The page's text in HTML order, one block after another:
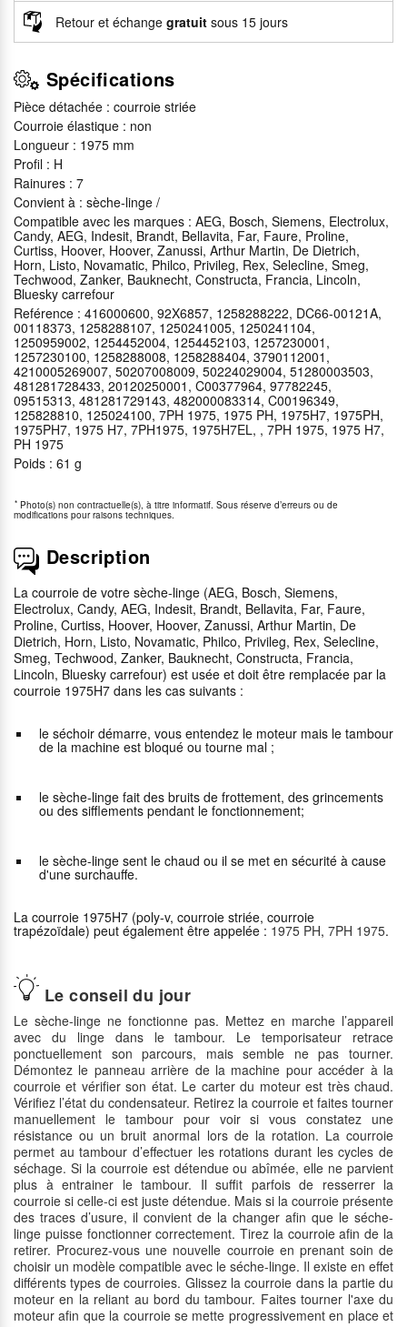
Le conseil du jour
Le sèche-linge ne fonctionne pas. Mettez en marche l’appareil
avec du linge dans le tambour. Le temporisateur retrace
ponctuellement son parcours, mais semble ne pas tourner.
Démontez le panneau arrière de la machine pour accéder à la
courroie et vérifier son état. Le carter du moteur est très chaud.
Vérifiez l’état du condensateur. Retirez la courroie et faites tourner
manuellement le tambour pour voir si vous constatez une
résistance ou un bruit anormal lors de la rotation. La courroie
permet au tambour d’effectuer les rotations durant les cycles de
séchage. Si la courroie est détendue ou abîmée, elle ne parvient
plus à entrainer le tambour. Il suffit parfois de resserrer la
courroie si celle-ci est juste détendue. Mais si la courroie présente
des traces d’usure, il convient de la changer afin que le séche-
linge puisse fonctionner correctement. Tirez la courroie afin de la
retirer. Procurez-vous une nouvelle courroie en prenant soin de
choisir un modèle compatible avec le séche-linge. Il existe en effet
différents types de courroies. Glissez la courroie dans la partie du
moteur en la reliant au bord du tambour. Faites tourner l'axe du
moteur afin que la courroie se mette progressivement en place et
Retour et échange gratuit sous 15 jours
Spécifications
Pièce détachée : courroie striée
Courroie élastique : non
Longueur : 1975 mm
Profil : H
Rainures : 7
Convient à : sèche-linge /
Compatible avec les marques : AEG, Bosch, Siemens, Electrolux,
Candy, AEG, Indesit, Brandt, Bellavita, Far, Faure, Proline,
Curtiss, Hoover, Hoover, Zanussi, Arthur Martin, De Dietrich,
Horn, Listo, Novamatic, Philco, Privileg, Rex, Selecline, Smeg,
Techwood, Zanker, Bauknecht, Constructa, Francia, Lincoln,
Bluesky carrefour
Reférence : 416000600, 92X6857, 1258288222, DC66-00121A,
00118373, 1258288107, 1250241005, 1250241104,
1250959002, 1254452004, 1254452103, 1257230001,
1257230100, 1258288008, 1258288404, 3790112001,
4210005269007, 50207008009, 50224029004, 51280003503,
481281728433, 20120250001, C00377964, 97782245,
09515313, 481281729143, 482000083314, C00196349,
125828810, 125024100, 7PH 1975, 1975 PH, 1975H7, 1975PH,
1975PH7, 1975 H7, 7PH1975, 1975H7EL, , 7PH 1975, 1975 H7,
PH 1975
Poids : 61 g
* Photo(s) non contractuelle(s), à titre informatif. Sous réserve d’erreurs ou de
modifications pour raisons techniques.
Description
La courroie de votre sèche-linge (AEG, Bosch, Siemens,
Electrolux, Candy, AEG, Indesit, Brandt, Bellavita, Far, Faure,
Proline, Curtiss, Hoover, Hoover, Zanussi, Arthur Martin, De
Dietrich, Horn, Listo, Novamatic, Philco, Privileg, Rex, Selecline,
Smeg, Techwood, Zanker, Bauknecht, Constructa, Francia,
Lincoln, Bluesky carrefour) est usée et doit être remplacée par la
courroie 1975H7 dans les cas suivants :
le séchoir démarre, vous entendez le moteur mais le tambour
de la machine est bloqué ou tourne mal ;
le sèche-linge fait des bruits de frottement, des grincements
ou des sifflements pendant le fonctionnement;
le sèche-linge sent le chaud ou il se met en sécurité à cause
d'une surchauffe.
La courroie 1975H7 (poly-v, courroie striée, courroie
trapézoïdale) peut également être appelée : 1975 PH, 7PH 1975.